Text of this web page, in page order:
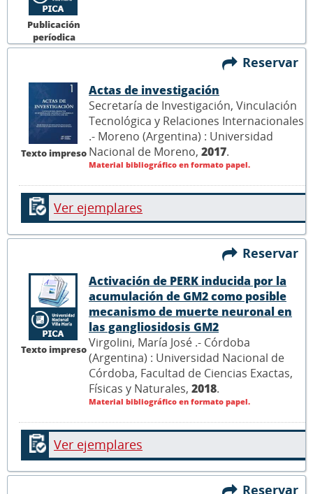
Publicación
períodica
Reservar
Texto impreso
Actas de investigación
Secretaría de Investigación, Vinculación
Tecnológica y Relaciones Internacionales
.- Moreno (Argentina) : Universidad
Nacional de Moreno, 2017.
Material bibliográfico en formato papel.
Ver ejemplares
Reservar
Texto impreso
Activación de PERK inducida por la
acumulación de GM2 como posible
mecanismo de muerte neuronal en
las gangliosidosis GM2
Virgolini, María José .- Córdoba
(Argentina) : Universidad Nacional de
Córdoba, Facultad de Ciencias Exactas,
Físicas y Naturales, 2018.
Material bibliográfico en formato papel.
Ver ejemplares
Reservar